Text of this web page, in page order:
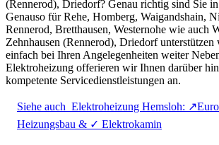
(Rennerod), Driedorf? Genau richtig sind Sie
Genauso für Rehe, Homberg, Waigandshain,
Rennerod, Bretthausen, Westernohe wie auch
Zehnhausen (Rennerod), Driedorf unterstützen
einfach bei Ihren Angelegenheiten weiter
Elektroheizung offerieren wir Ihnen darüber
kompetente Servicedienstleistungen an.
Siehe auch Elektroheizung Hemsloh:
Heizungsbau & ✓ Elektrokamin